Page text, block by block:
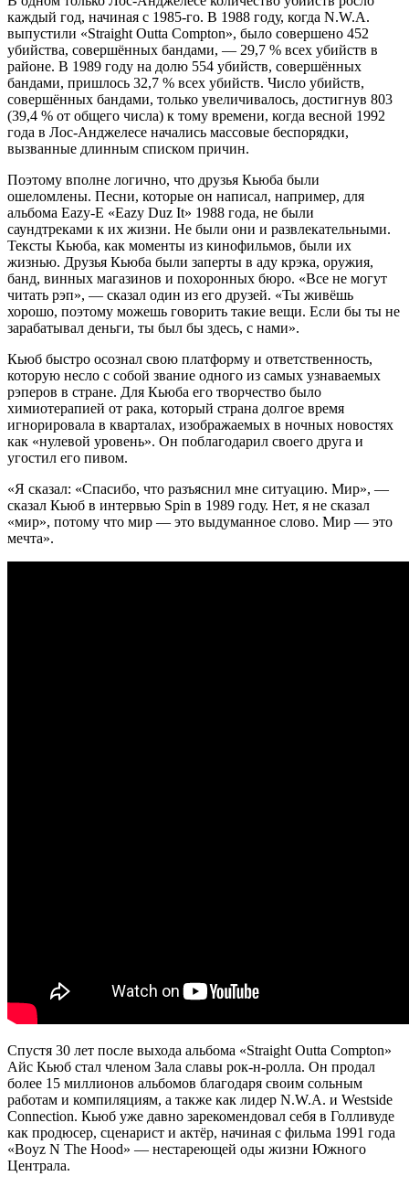
каждый год, начиная с 1985-го. В 1988 году, когда N.W.A.
выпустили «Straight Outta Compton», было совершено 452
убийства, совершённых бандами, — 29,7 % всех убийств в
районе. В 1989 году на долю 554 убийств, совершённых
бандами, пришлось 32,7 % всех убийств. Число убийств,
совершённых бандами, только увеличивалось, достигнув 803
(39,4 % от общего числа) к тому времени, когда весной 1992
года в Лос-Анджелесе начались массовые беспорядки,
вызванные длинным списком причин.
Поэтому вполне логично, что друзья Кьюба были
ошеломлены. Песни, которые он написал, например, для
альбома Eazy-E «Eazy Duz It» 1988 года, не были
саундтреками к их жизни. Не были они и развлекательными.
Тексты Кьюба, как моменты из кинофильмов, были их
жизнью. Друзья Кьюба были заперты в аду крэка, оружия,
банд, винных магазинов и похоронных бюро. «Все не могут
читать рэп», — сказал один из его друзей. «Ты живёшь
хорошо, поэтому можешь говорить такие вещи. Если бы ты не
зарабатывал деньги, ты был бы здесь, с нами».
Кьюб быстро осознал свою платформу и ответственность,
которую несло с собой звание одного из самых узнаваемых
рэперов в стране. Для Кьюба его творчество было
химиотерапией от рака, который страна долгое время
игнорировала в кварталах, изображаемых в ночных новостях
как «нулевой уровень». Он поблагодарил своего друга и
угостил его пивом.
«Я сказал: «Спасибо, что разъяснил мне ситуацию. Мир», —
сказал Кьюб в интервью Spin в 1989 году. Нет, я не сказал
«мир», потому что мир — это выдуманное слово. Мир — это
мечта».
Спустя 30 лет после выхода альбома «Straight Outta Compton»
Айс Кьюб стал членом Зала славы рок-н-ролла. Он продал
более 15 миллионов альбомов благодаря своим сольным
работам и компиляциям, а также как лидер N.W.A. и Westside
Connection. Кьюб уже давно зарекомендовал себя в Голливуде
как продюсер, сценарист и актёр, начиная с фильма 1991 года
«Boyz N The Hood» — нестареющей оды жизни Южного
Централа.